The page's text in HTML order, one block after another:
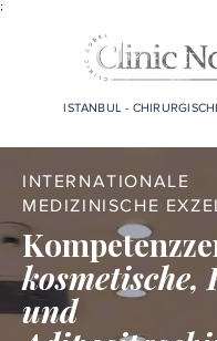
;
ISTANBUL -
INTERNATIONALE
MEDIZINISCHE
kosmetische,
und